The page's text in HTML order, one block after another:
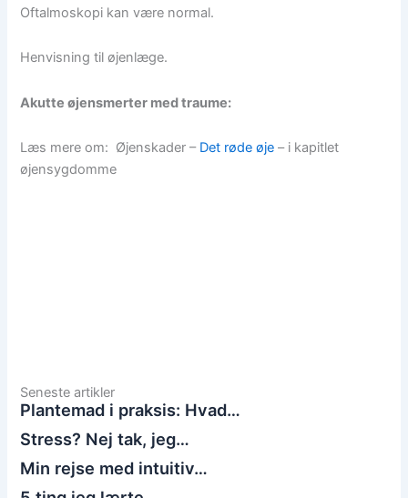
Oftalmoskopi kan være normal.
Henvisning til øjenlæge.
Akutte øjensmerter med traume:
Læs mere om: Øjenskader – Det røde øje – i kapitlet
øjensygdomme
Seneste artikler
Plantemad i praksis: Hvad…
Stress? Nej tak, jeg…
Min rejse med intuitiv…